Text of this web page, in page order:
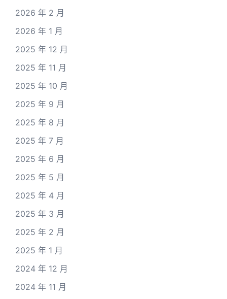
2026 年 2 月
2026 年 1 月
2025 年 12 月
2025 年 11 月
2025 年 10 月
2025 年 9 月
2025 年 8 月
2025 年 7 月
2025 年 6 月
2025 年 5 月
2025 年 4 月
2025 年 3 月
2025 年 2 月
2025 年 1 月
2024 年 12 月
2024 年 11 月